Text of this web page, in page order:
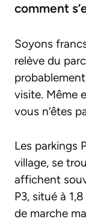
comment
Soyons
relève du
visite. Même
vous n’êtes
Les parkings
village, se
affichent
P3, situé à
de marche